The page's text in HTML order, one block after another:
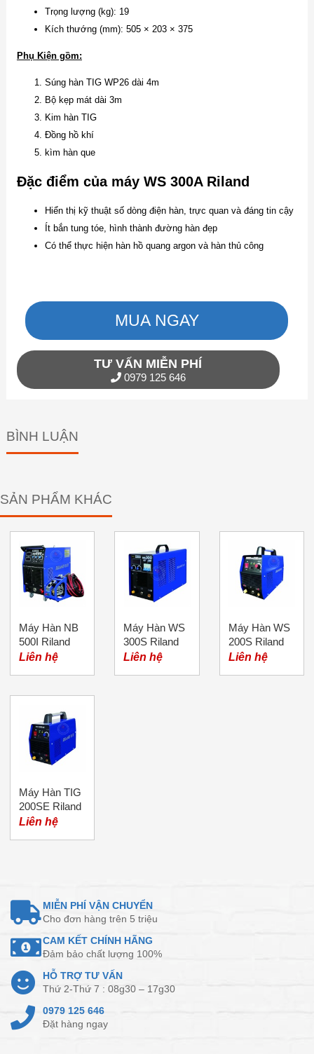
Trọng lượng (kg): 19
Kích thướng (mm): 505 × 203 × 375
Phụ Kiện gồm:
Súng hàn TIG WP26 dài 4m
Bộ kẹp mát dài 3m
Kim hàn TIG
Đồng hồ khí
kìm hàn que
Đặc điểm của máy WS 300A Riland
Hiển thị kỹ thuật số dòng điện hàn, trực quan và đáng tin cậy
Ít bắn tung tóe, hình thành đường hàn đẹp
Có thể thực hiện hàn hồ quang argon và hàn thủ công
MUA NGAY
TƯ VẤN MIỄN PHÍ
0979 125 646
BÌNH LUẬN
SẢN PHẨM KHÁC
Máy Hàn NB
500I Riland
Liên hệ
Máy Hàn WS
300S Riland
Liên hệ
Máy Hàn WS
200S Riland
Liên hệ
Máy Hàn TIG
200SE Riland
Liên hệ
MIỄN PHÍ VẬN CHUYỂN
Cho đơn hàng trên 5 triệu
CAM KẾT CHÍNH HÃNG
Đảm bảo chất lượng 100%
HỖ TRỢ TƯ VẤN
Thứ 2-Thứ 7 : 08g30 – 17g30
0979 125 646
Đặt hàng ngay